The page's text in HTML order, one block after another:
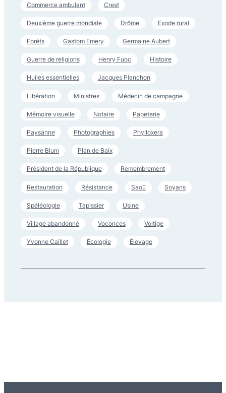
Commerce ambulant Crest
Deuxième guerre mondiale Drôme Exode rural
Forêts Gastom Emery Germaine Aubert
Guerre de religions Henry Fuoc Histoire
Huiles essentielles Jacques Planchon
Libération Ministres Médecin de campagne
Mémoire visuelle Notaire Papeterie
Paysanne Photographies Phylloxera
Pierre Blum Plan de Baix
Président de la République Remembrement
Restauration Résistance Saoû Soyans
Spéléologie Tapissier Usine
Village abandonné Voconces Voltige
Yvonne Caillet Écologie Élevage